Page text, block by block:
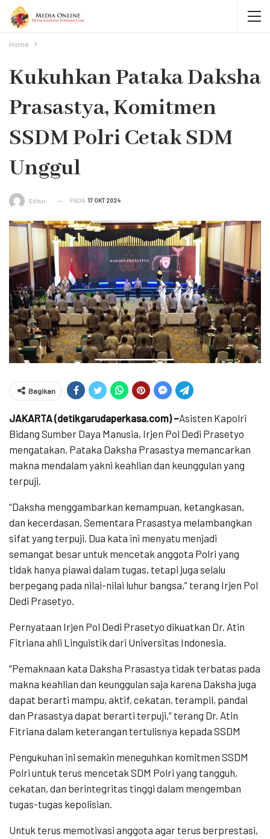
Home
Kukuhkan Pataka Daksha
Prasastya, Komitmen
SSDM Polri Cetak SDM
Unggul
Editor: PADA 17 OKT 2024
Bagikan
JAKARTA (detikgarudaperkasa.com) –Asisten Kapolri
Bidang Sumber Daya Manusia, Irjen Pol Dedi Prasetyo
mengatakan, Pataka Daksha Prasastya memancarkan
makna mendalam yakni keahlian dan keunggulan yang
terpuji.
“Daksha menggambarkan kemampuan, ketangkasan,
dan kecerdasan. Sementara Prasastya melambangkan
sifat yang terpuji. Dua kata ini menyatu menjadi
semangat besar untuk mencetak anggota Polri yang
tidak hanya piawai dalam tugas, tetapi juga selalu
berpegang pada nilai-nilai luhur bangsa,” terang Irjen Pol
Dedi Prasetyo.
Pernyataan Irjen Pol Dedi Prasetyo dikuatkan Dr. Atin
Fitriana ahli Linguistik dari Universitas Indonesia.
“Pemaknaan kata Daksha Prasastya tidak terbatas pada
makna keahlian dan keunggulan saja karena Daksha juga
dapat berarti mampu, aktif, cekatan, terampil, pandai
dan Prasastya dapat berarti terpuji,” terang Dr. Atin
Fitriana dalam keterangan tertulisnya kepada SSDM
Pengukuhan ini semakin meneguhkan komitmen SSDM
Polri untuk terus mencetak SDM Polri yang tangguh,
cekatan, dan berintegritas tinggi dalam mengemban
tugas-tugas kepolisian.
Untuk terus memotivasi anggota agar terus berprestasi,